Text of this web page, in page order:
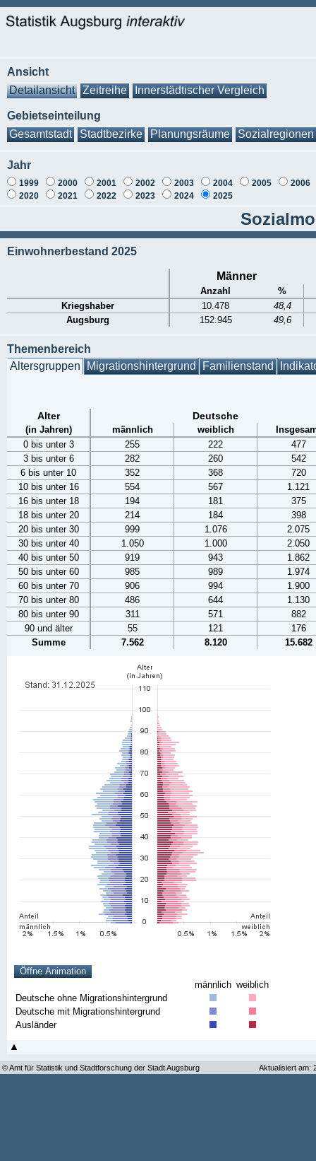
Ansicht
Detailansicht
Zeitreihe Innerstädtischer Vergleich
Gebietseinteilung
Gesamtstadt
Stadtbezirke Planungsräume Sozialregionen
Jahr
1999 2000 2001 2002 2003 2004 2005
2006
2020
2021 2022 2023 2024 2025
Einwohnerbestand 2025
Männer
Anzahl
%
Kriegshaber
10.478
48,4
Augsburg
152.945 49,6
Themenbereich
Altersgruppen Migrationshintergrund Familienstand
Alter Deutsche
(in Jahren) männlich weiblich
0 bis unter 3
255 222
477
3 bis unter 6
282 260
542
6 bis unter 10
352 368
720
10 bis unter 16
554 567
1.121
16 bis unter 18
194 181
375
18 bis unter 20
214 184
398
20 bis unter 30
999 1.076
2.075
30 bis unter 40
1.050 1.000
2.050
40 bis unter 50
919 943
1.862
50 bis unter 60
985 989
1.974
60 bis unter 70
906 994
1.900
70 bis unter 80
486 644
1.130
80 bis unter 90
311 571
882
90 und älter
55 121
176
Summe
7.562 8.120 15.682
männlich weiblich
Deutsche ohne Migrationshintergrund
Deutsche mit Migrationshintergrund
Ausländer
© Amt für Statistik und Stadtforschung der Stadt Augsburg Aktualisiert am: